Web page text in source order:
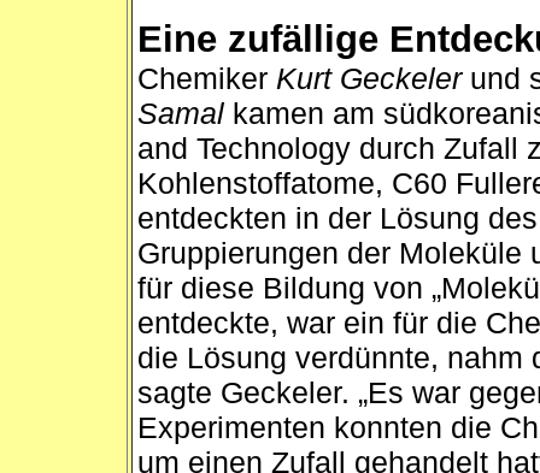
Eine zufällige
Chemiker Kurt Geckelerund
Samalkamen am
and Technology durch Zufall
Kohlenstoffatome, C60
entdeckten in der Lösung
Gruppierungen der
für diese Bildung von
entdeckte, war ein für die
die Lösung verdünnte, nahm
sagte Geckeler. „Es war
Experimenten konnten die
um einen Zufall gehandelt